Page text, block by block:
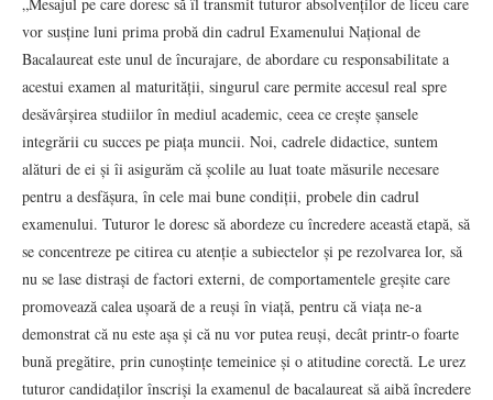
vor susține luni prima probă din cadrul Examenului Național de
Bacalaureat este unul de încurajare, de abordare cu responsabilitate a
acestui examen al maturității, singurul care permite accesul real spre
desăvârșirea studiilor în mediul academic, ceea ce crește șansele
integrării cu succes pe piața muncii. Noi, cadrele didactice, suntem
alături de ei și îi asigurăm că școlile au luat toate măsurile necesare
pentru a desfășura, în cele mai bune condiții, probele din cadrul
examenului. Tuturor le doresc să abordeze cu încredere această etapă, să
se concentreze pe citirea cu atenție a subiectelor și pe rezolvarea lor, să
nu se lase distrași de factori externi, de comportamentele greșite care
promovează calea ușoară de a reuși în viață, pentru că viața ne-a
demonstrat că nu este așa și că nu vor putea reuși, decât printr-o foarte
bună pregătire, prin cunoștințe temeinice și o atitudine corectă. Le urez
tuturor candidaților înscriși la examenul de bacalaureat să aibă încredere